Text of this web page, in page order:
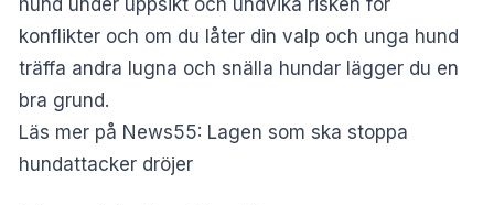
konflikter och om du låter din valp och unga hund
träffa andra lugna och snälla hundar lägger du en
bra grund.
Läs mer på News55: Lagen som ska stoppa
hundattacker dröjer